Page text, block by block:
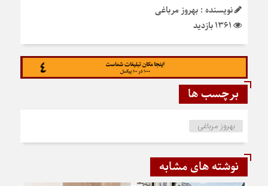
نویسنده : بهروز مرباغی
برچسب ها
بهروز مرباغی
نوشته های مشابه